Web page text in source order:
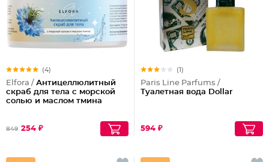
(4)
Elfora / Антицеллюлитный
скраб для тела с морской
солью и маслом тмина
849 254 ₽
(1)
Paris Line Parfums /
Туалетная вода Dollar
594 ₽